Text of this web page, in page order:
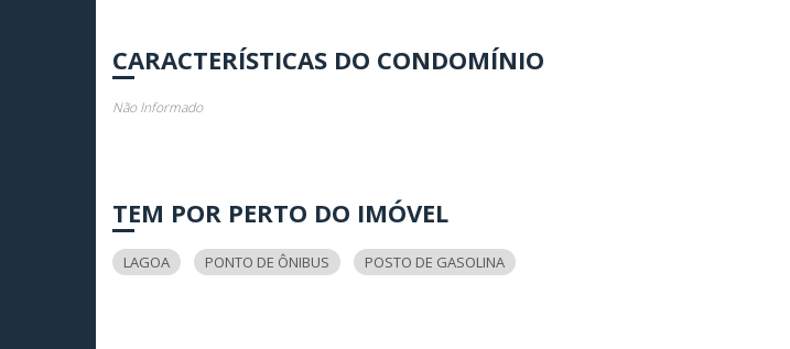
CARACTERÍSTICAS DO CONDOMÍNIO
Não Informado
TEM POR PERTO DO IMÓVEL
LAGOA PONTO DE ÔNIBUS POSTO DE GASOLINA